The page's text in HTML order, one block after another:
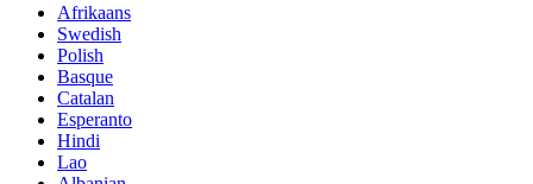
Afrikaans
Swedish
Polish
Basque
Catalan
Esperanto
Hindi
Lao